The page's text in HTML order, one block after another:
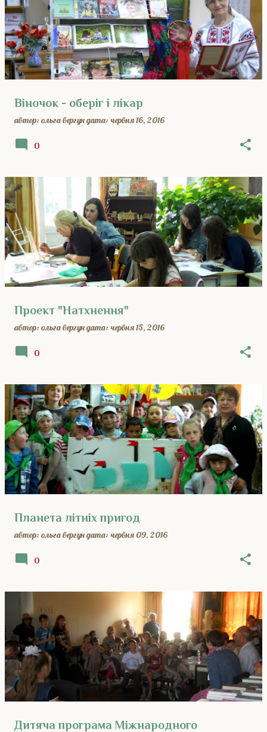
Віночок - оберіг і лікар
автор: ольга вергундата: червня 16, 2016
0
Проект "Натхнення"
автор: ольга вергундата: червня 15, 2016
0
Планета літніх пригод
автор: ольга вергундата: червня 09, 2016
0
Дитяча програма Міжнародного